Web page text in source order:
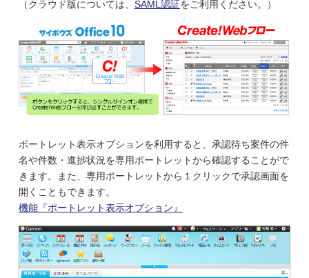
（クラウド版については、 SAML認証をご利用ください。）
ポートレット表示オプションを利用すると、承認待ち案件の件
名や件数・進捗状況を専用ポートレットから確認することがで
きます。また、専用ポートレットから１クリックで承認画面を
開くこともできます。
機能『ポートレット表示オプション』